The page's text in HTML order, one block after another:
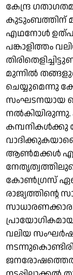
കേന്ദ്ര
കുടുംബത്തിന്
എഥനോൾ
പങ്കാളിത്തം
മുന്നിൽ
സംഘടനയായ
കമ്പനികൾക്കു
ആൺമക്കൾ
കോൺഗ്രസ്
രാജ്യത്തിന്റെ
വലിയ